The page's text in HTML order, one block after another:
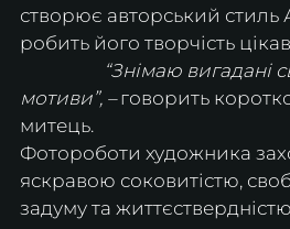
створює авторський стиль
робить його творчість
мотиви”, – говорить
митець.
Фотороботи художника
яскравою соковитістю,
задуму та